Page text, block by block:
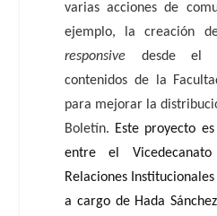
varias acciones de
ejemplo,
la creación
responsive desde el
contenidos de la
para mejorar la
Boletín. Este proyecto
entre el Vicedecanato
Relaciones
a cargo de Hada